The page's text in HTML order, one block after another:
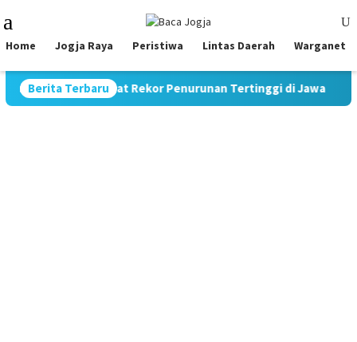
to
content
Menu
Home Jogja Raya Peristiwa Lintas Daerah Warganet
Berita Terbaru
Jadi 9,70%, Catat Rekor Penurunan Tertinggi di Jawa